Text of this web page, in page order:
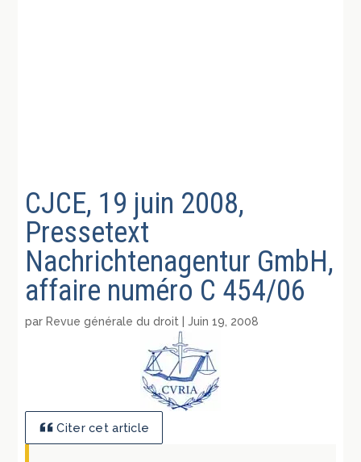
CJCE, 19 juin 2008,
Pressetext
Nachrichtenagentur GmbH,
affaire numéro C 454/06
par Revue générale du droit |Juin 19, 2008
Citer cet article